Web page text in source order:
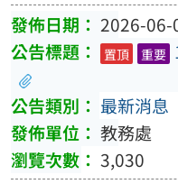
2026-06-
置頂 重要
最新消息
教務處
3,030